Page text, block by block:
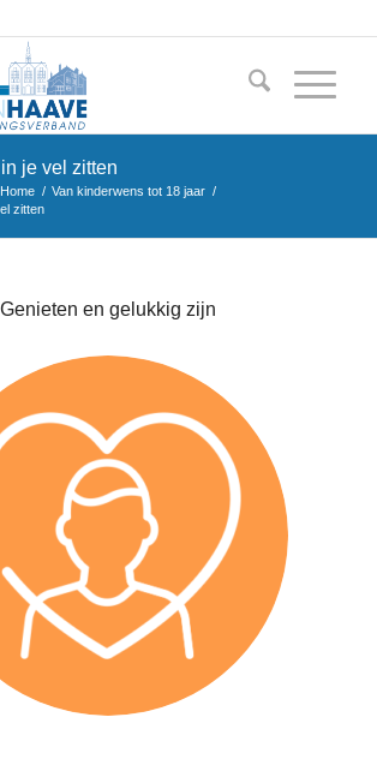
je vel zitten
Home / Van kinderwens tot 18 jaar /
zitten
Genieten en gelukkig zijn